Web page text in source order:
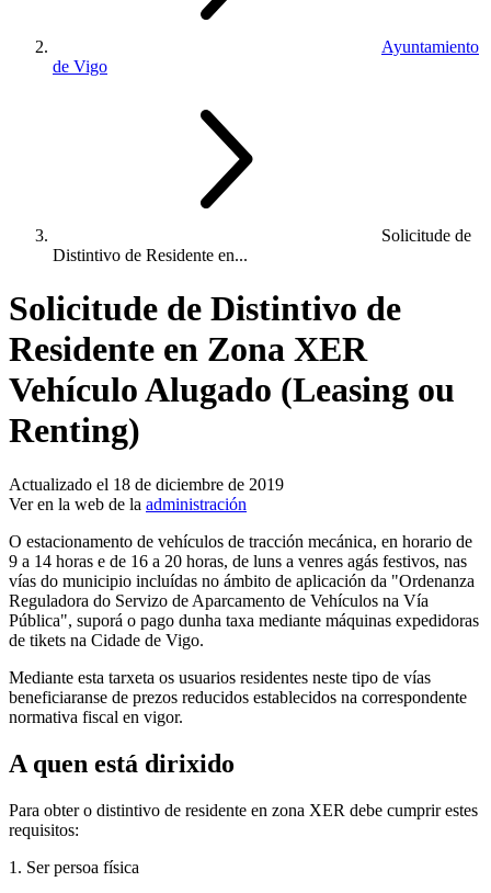
Ayuntamiento
de Vigo
Solicitude de
Distintivo de Residente en...
Solicitude de Distintivo de
Residente en Zona XER
Vehículo Alugado (Leasing ou
Renting)
Actualizado el 18 de diciembre de 2019
Ver en la web de la administración
O estacionamento de vehículos de tracción mecánica, en horario de
9 a 14 horas e de 16 a 20 horas, de luns a venres agás festivos, nas
vías do municipio incluídas no ámbito de aplicación da "Ordenanza
Reguladora do Servizo de Aparcamento de Vehículos na Vía
Pública", suporá o pago dunha taxa mediante máquinas expedidoras
de tikets na Cidade de Vigo.
Mediante esta tarxeta os usuarios residentes neste tipo de vías
beneficiaranse de prezos reducidos establecidos na correspondente
normativa fiscal en vigor.
A quen está dirixido
Para obter o distintivo de residente en zona XER debe cumprir estes
requisitos:
1. Ser persoa física